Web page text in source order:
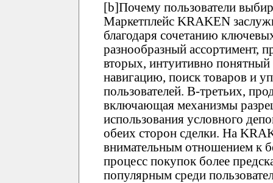
[b]Почему пользователи
Маркетплейс KRAKEN
благодаря сочетанию
разнообразный ассортимент,
вторых, интуитивно
навигацию, поиск товаров и
пользователей. В-третьих,
включающая механизмы
использования условного
обеих сторон сделки. На
внимательным отношением к
процесс покупок более
популярным среди